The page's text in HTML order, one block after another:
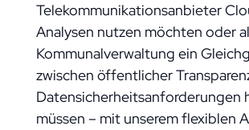
Telekommunikationsanbieter
Analysen nutzen möchten oder
Kommunalverwaltung ein
zwischen öffentlicher
Datensicherheitsanforderungen
müssen – mit unserem flexiblen